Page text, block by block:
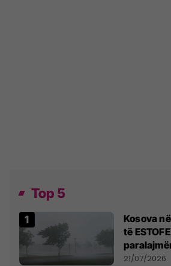
Top 5
Kosova
të
fuqishme
21/07/2026